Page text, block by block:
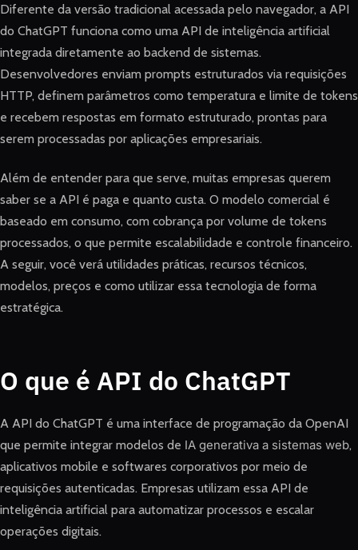
Diferente da versão tradicional acessada pelo navegador, a API
do ChatGPT funciona como uma API de inteligência artificial
integrada diretamente ao backend de sistemas.
Desenvolvedores enviam prompts estruturados via requisições
HTTP, definem parâmetros como temperatura e limite de tokens
e recebem respostas em formato estruturado, prontas para
serem processadas por aplicações empresariais.
Além de entender para que serve, muitas empresas querem
saber se a API é paga e quanto custa. O modelo comercial é
baseado em consumo, com cobrança por volume de tokens
processados, o que permite escalabilidade e controle financeiro.
A seguir, você verá utilidades práticas, recursos técnicos,
modelos, preços e como utilizar essa tecnologia de forma
estratégica.
O que é API do ChatGPT
A API do ChatGPT é uma interface de programação da OpenAI
que permite integrar modelos de IA generativa a sistemas web,
aplicativos mobile e softwares corporativos por meio de
requisições autenticadas. Empresas utilizam essa API de
inteligência artificial para automatizar processos e escalar
operações digitais.